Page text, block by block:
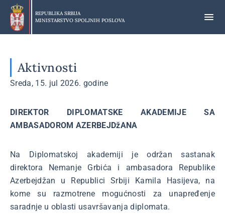
Preskoči
glavni
deo
REPUBLIKA SRBIJA
MINISTARSTVO SPOLJNIH POSLOVA
Aktivnosti
Sreda, 15. jul 2026. godine
DIREKTOR DIPLOMATSKE AKADEMIJE SA
AMBASADOROM AZERBEJDžANA
Na Diplomatskoj akademiji je održan sastanak
direktora Nemanje Grbića i ambasadora Republike
Azerbejdžan u Republici Srbiji Kamila Hasijeva, na
kome su razmotrene mogućnosti za unapređenje
saradnje u oblasti usavršavanja diplomata.